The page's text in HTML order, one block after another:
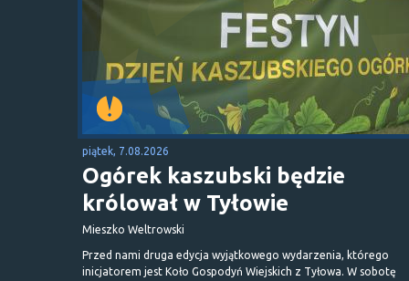
piątek, 7.08.2026
Ogórek kaszubski będzie
królował w Tyłowie
Mieszko Weltrowski
Przed nami druga edycja wyjątkowego wydarzenia, którego
inicjatorem jest Koło Gospodyń Wiejskich z Tyłowa. W sobotę